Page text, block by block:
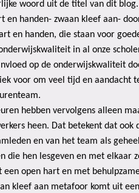
woord uit de titel van dit
en handen- zwaan kleef aan-
en handen, die staan voor
in al onze
op de onderwijskwaliteit
voor om veel tijd en aandacht
hebben vervolgens alleen
heen. Dat betekent dat
en van het team als
die hen lesgeven en met elkaar
een open hart en met
kleef aan metafoor komt uit